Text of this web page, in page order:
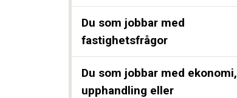
Du som jobbar med
fastighetsfrågor
Du som jobbar med ekonomi,
upphandling eller